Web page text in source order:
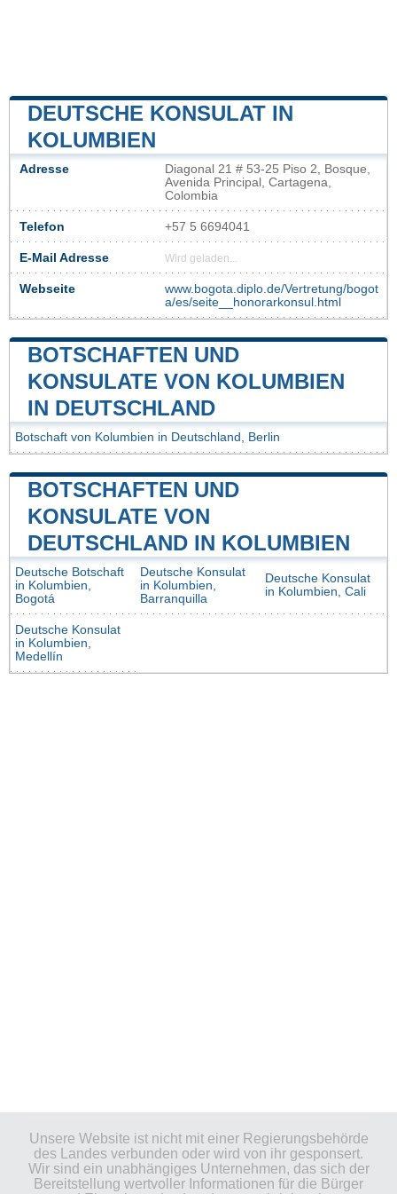
DEUTSCHE KONSULAT IN
KOLUMBIEN
Adresse
Diagonal 21 # 53-25 Piso 2, Bosque,
Avenida Principal, Cartagena,
Colombia
Telefon +57 5 6694041
E-Mail Adresse Wird geladen...
Webseite
www.bogota.diplo.de/Vertretung/bogot
a/es/seite__honorarkonsul.html
BOTSCHAFTEN UND
KONSULATE VON KOLUMBIEN
IN DEUTSCHLAND
Botschaft von Kolumbien in Deutschland, Berlin
BOTSCHAFTEN UND
KONSULATE VON
DEUTSCHLAND IN KOLUMBIEN
Deutsche Botschaft
in Kolumbien,
Bogotá
Deutsche Konsulat
in Kolumbien,
Barranquilla
Deutsche Konsulat
in Kolumbien, Cali
Deutsche Konsulat
in Kolumbien,
Medellín
Unsere Website ist nicht mit einer Regierungsbehörde
des Landes verbunden oder wird von ihr gesponsert.
Wir sind ein unabhängiges Unternehmen, das sich der
Bereitstellung wertvoller Informationen für die Bürger